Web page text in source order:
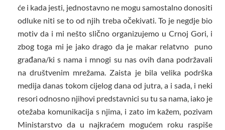
će i kada jesti, jednostavno ne mogu samostalno donositi
odluke niti se to od njih treba očekivati. To je negdje bio
motiv da i mi nešto slično organizujemo u Crnoj Gori, i
zbog toga mi je jako drago da je makar relatvno puno
građana/ki s nama i mnogi su nas ovih dana podržavali
na društvenim mrežama. Zaista je bila velika podrška
medija danas tokom cijelog dana od jutra, a i sada, i neki
resori odnosno njihovi predstavnici su tu sa nama, iako je
otežaba komunikacija s njima, i zato im kažem, pozivam
Ministarstvo da u najkraćem mogućem roku raspiše